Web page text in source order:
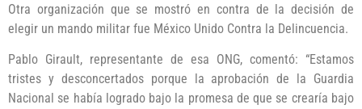
Otra organización que se mostró en contra de la decisión de
elegir un mando militar fue México Unido Contra la Delincuencia.
Pablo Girault, representante de esa ONG, comentó: “Estamos
tristes y desconcertados porque la aprobación de la Guardia
Nacional se había logrado bajo la promesa de que se crearía bajo